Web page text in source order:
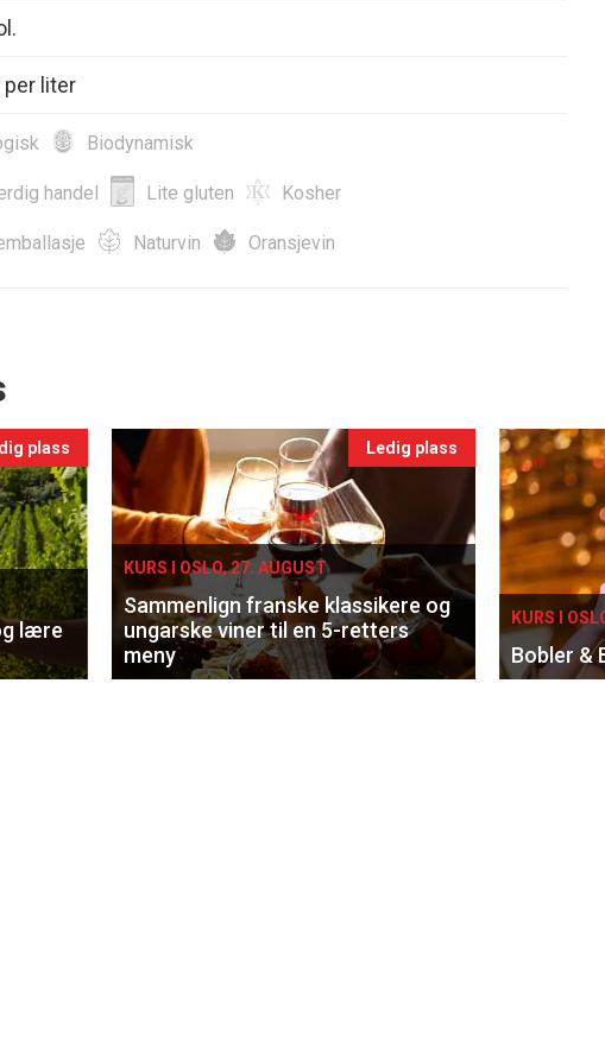
per liter
Biodynamisk
handel Lite gluten Kosher
Naturvin Oransjevin
plass
lære
Ledig plass
KURS I OSLO, 27. AUGUST
Sammenlign franske klassikere og
ungarske viner til en 5-retters
meny
KURS I
Bobler &